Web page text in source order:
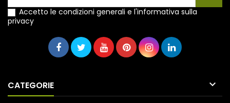
Accetto le condizioni generali e l'informativa sulla
privacy
CATEGORIE 